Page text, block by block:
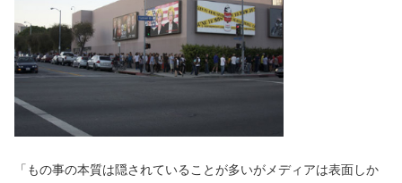
「もの事の本質は隠されていることが多いがメディアは表面しか